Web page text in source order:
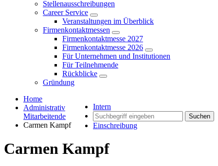
Stellenausschreibungen
Career Service
Veranstaltungen im Überblick
Firmenkontaktmessen
Firmenkontaktmesse 2027
Firmenkontaktmesse 2026
Für Unternehmen und Institutionen
Für Teilnehmende
Rückblicke
Gründung
Intern
Suchen
Einschreibung
Home
Administrativ
Mitarbeitende
Carmen Kampf
Carmen Kampf